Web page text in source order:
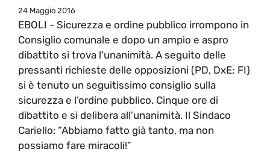
24 Maggio 2016
EBOLI - Sicurezza e ordine pubblico irrompono in
Consiglio comunale e dopo un ampio e aspro
dibattito si trova l'unanimità. A seguito delle
pressanti richieste delle opposizioni (PD, DxE; FI)
si è tenuto un seguitissimo consiglio sulla
sicurezza e l’ordine pubblico. Cinque ore di
dibattito e si delibera all’unanimità. Il Sindaco
Cariello: ”Abbiamo fatto già tanto, ma non
possiamo fare miracoli!”